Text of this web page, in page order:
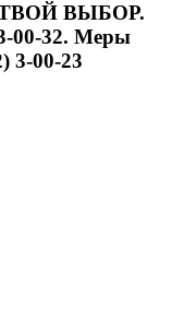
ВЫБОР.
00-32. Меры
3-00-23